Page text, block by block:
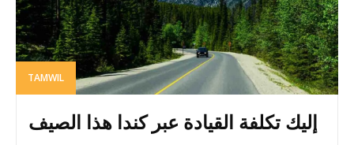
TAMWIL
إليك تكلفة القيادة عبر كندا هذا الصيف